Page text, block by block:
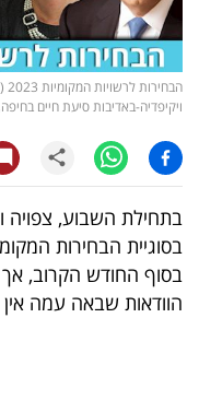
עסקית
קריפטו
ויראלי
טלוויזיה
עסקי
ספורט
קריירה
ויקיפדיה-באדיבות סיעת חיים
בתחילת השבוע, צפויה
בסוגיית הבחירות
בסוף החודש הקרוב,
הוודאות שבאה עמה אין